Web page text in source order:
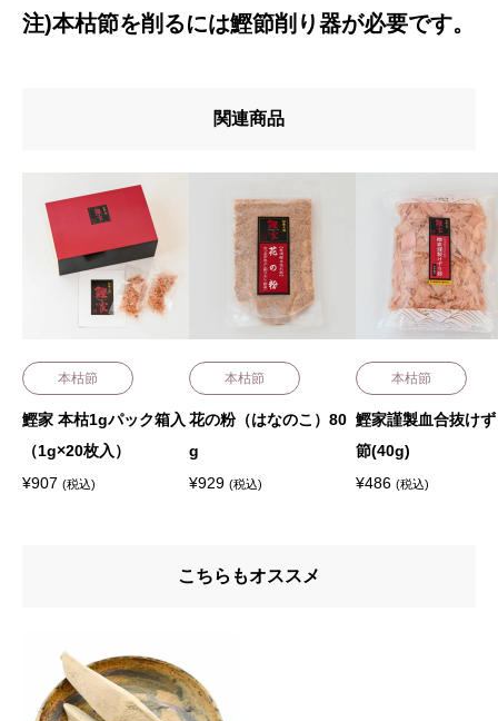
注)本枯節を削るには鰹節削り器が必要です。
関連商品
本枯節
鰹家 本枯1gパック箱入
（1g×20枚入）
¥907 (税込)
本枯節
花の粉（はなのこ）80
g
¥929 (税込)
本枯節
鰹家謹製血合抜け
節(40g)
¥486 (税込)
こちらもオススメ